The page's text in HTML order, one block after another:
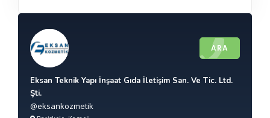
ARA
Eksan Teknik Yapı İnşaat Gıda İletişim San. Ve Tic. Ltd.
Şti.
@eksankozmetik